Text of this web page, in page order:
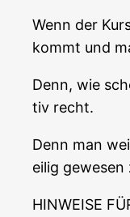
Wenn der
kommt und
Denn, wie
tiv recht.
Denn man
ei­lig gewe­sen
HINWEISE